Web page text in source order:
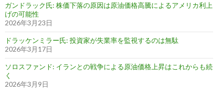
ガンドラック氏: 株価下落の原因は原油価格高騰によるアメリカ利上
げの可能性
2026年3月23日
ドラッケンミラー氏: 投資家が失業率を監視するのは無駄
2026年3月17日
ソロスファンド: イランとの戦争による原油価格上昇はこれからも続
く
2026年3月9日